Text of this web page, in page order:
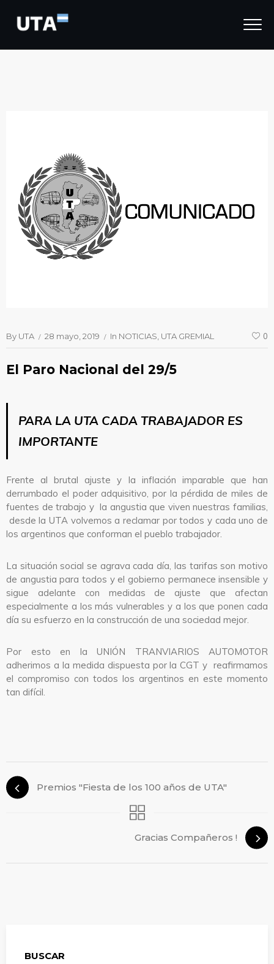
By UTA 28 mayo, 2019 In NOTICIAS UTA GREMIAL 0
El Paro Nacional del 29/5
PARA LA UTA CADA TRABAJADOR ES
IMPORTANTE
Frente al brutal ajuste y la inflación imparable que han
derrumbado el poder adquisitivo, por la pérdida de miles de
fuentes de trabajo y la angustia que viven nuestras familias,
desde la UTA volvemos a reclamar por todos y cada uno de
los argentinos que conforman el pueblo trabajador.
La situación social se agrava cada día, las tarifas son motivo
de angustia para todos y el gobierno permanece insensible y
sigue adelante con medidas de ajuste que afectan
especialmente a los más vulnerables y a los que ponen cada
día su esfuerzo en la construcción de una sociedad mejor.
Por esto en la UNIÓN TRANVIARIOS AUTOMOTOR
adherimos a la medida dispuesta por la CGT y reafirmamos
el compromiso con todos los argentinos en este momento
tan difícil.
Premios "Fiesta de los 100 años de UTA"
Gracias Compañeros !
BUSCAR